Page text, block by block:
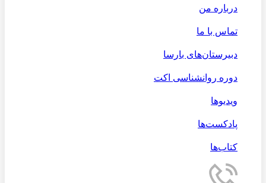
درباره من
تماس با ما
دبیرستان‌های بارسا
دوره روانشناسی اکت
ویدیوها
پادکست‌ها
کتاب‌ها